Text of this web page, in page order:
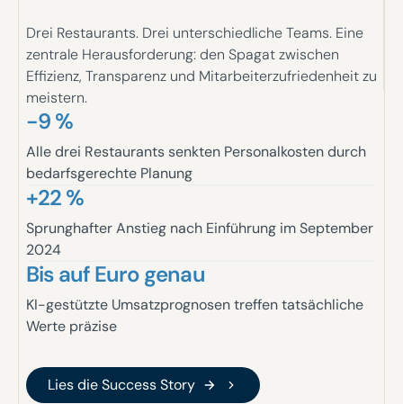
Drei Restaurants. Drei unterschiedliche Teams. Eine
zentrale Herausforderung: den Spagat zwischen
Effizienz, Transparenz und Mitarbeiterzufriedenheit zu
meistern.
-9 %
Alle drei Restaurants senkten Personalkosten durch
bedarfsgerechte Planung
+22 %
Sprunghafter Anstieg nach Einführung im September
2024
Bis auf Euro genau
KI-gestützte Umsatzprognosen treffen tatsächliche
Werte präzise
Lies die Success Story
Lies die Success Story